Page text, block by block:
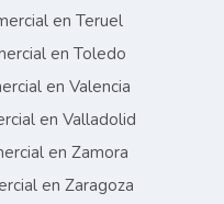
en Teruel
en Toledo
en Valencia
en Valladolid
en Zamora
en Zaragoza